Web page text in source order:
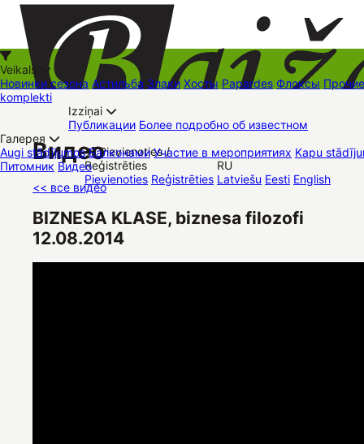
+37126545879
Pievienoties /
Reģistrēties
Pievienoties Reģistrēties
RU
Latviešu Eesti English
Veikals
Новинки сезона Астильба Злаки Хосты Papardes Флоксы Прочие
komplekti
Izziņai
Публикации Более подробно об известном
Галерея
Augi stādījumos Балконами Участие в мероприятиях Kapu
Питомник Видео
Торговые места Контакты Dāvanu kartes Augu komplekti
Видео
<< все видео
BIZNESA KLASE, biznesa filozofi
12.08.2014